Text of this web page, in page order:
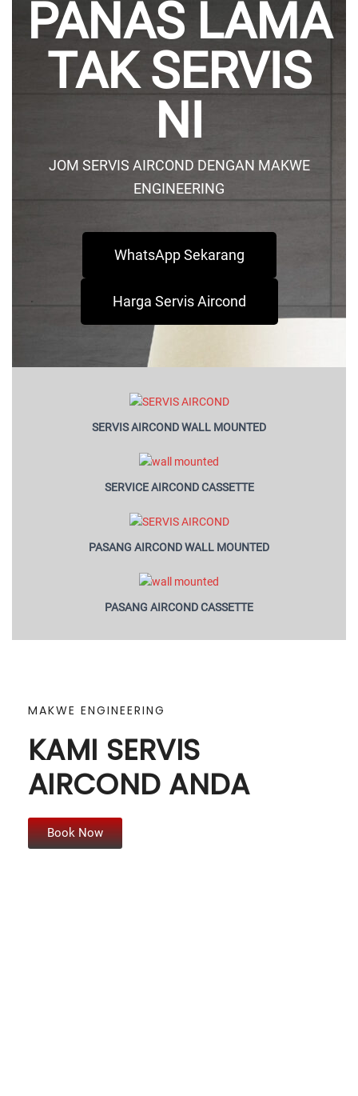
PANAS LAMA
TAK SERVIS
NI
JOM SERVIS AIRCOND DENGAN MAKWE
ENGINEERING
WhatsApp Sekarang
Harga Servis Aircond
SERVIS AIRCOND WALL MOUNTED
SERVICE AIRCOND CASSETTE
PASANG AIRCOND WALL MOUNTED
PASANG AIRCOND CASSETTE
MAKWE ENGINEERING
KAMI SERVIS
AIRCOND ANDA
Book Now